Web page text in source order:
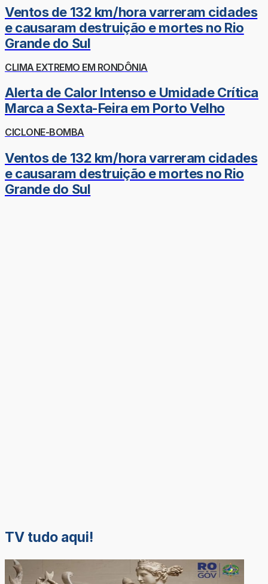
Ventos de 132 km/hora varreram cidades
e causaram destruição e mortes no Rio
Grande do Sul
CLIMA EXTREMO EM RONDÔNIA
Alerta de Calor Intenso e Umidade Crítica
Marca a Sexta-Feira em Porto Velho
CICLONE-BOMBA
Ventos de 132 km/hora varreram cidades
e causaram destruição e mortes no Rio
Grande do Sul
TV tudo aqui!